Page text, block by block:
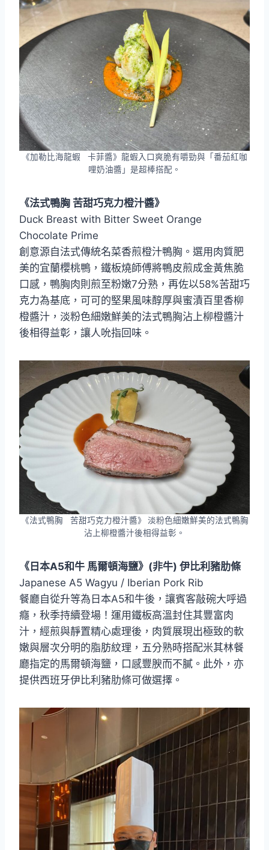
《加勒比海龍蝦 卡菲醬》龍蝦入口爽脆有嚼勁與「番茄紅咖
哩奶油醬」是超棒搭配。
《法式鴨胸 苦甜巧克力橙汁醬》
Duck Breast with Bitter Sweet Orange
Chocolate Prime
創意源自法式傳統名菜香煎橙汁鴨胸。選用肉質肥
美的宜蘭櫻桃鴨，鐵板燒師傅將鴨皮煎成金黃焦脆
口感，鴨胸肉則煎至粉嫩7分熟，再佐以58%苦甜巧
克力為基底，可可的堅果風味醇厚與蜜漬百里香柳
橙醬汁，淡粉色細嫩鮮美的法式鴨胸沾上柳橙醬汁
後相得益彰，讓人吮指回味。
《法式鴨胸 苦甜巧克力橙汁醬》
淡粉色細嫩鮮美的法式鴨胸
沾上柳橙醬汁後相得益彰。
《日本A5和牛 馬爾頓海鹽》(非牛) 伊比利豬肋條
Japanese A5 Wagyu / Iberian Pork Rib
餐廳自從升等為日本A5和牛後，讓賓客敲碗大呼過
癮，秋季持續登場！運用鐵板高溫封住其豐富肉
汁，經煎與靜置精心處理後，肉質展現出極致的軟
嫩與層次分明的脂肪紋理，五分熟時搭配米其林餐
廳指定的馬爾頓海鹽，口感豐腴而不膩。此外，亦
提供西班牙伊比利豬肋條可做選擇。